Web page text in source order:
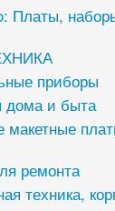
Платы,
приборы
дома и быта
макетные
ремонта
техника,